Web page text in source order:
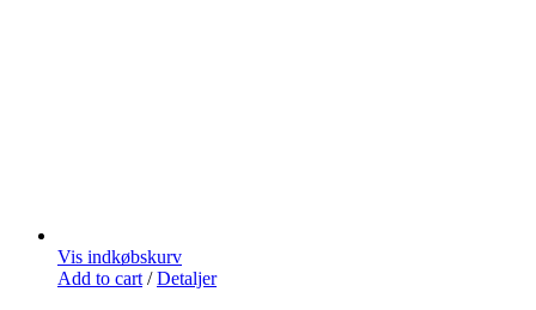
Vis indkøbskurv
Add to cart / Detaljer